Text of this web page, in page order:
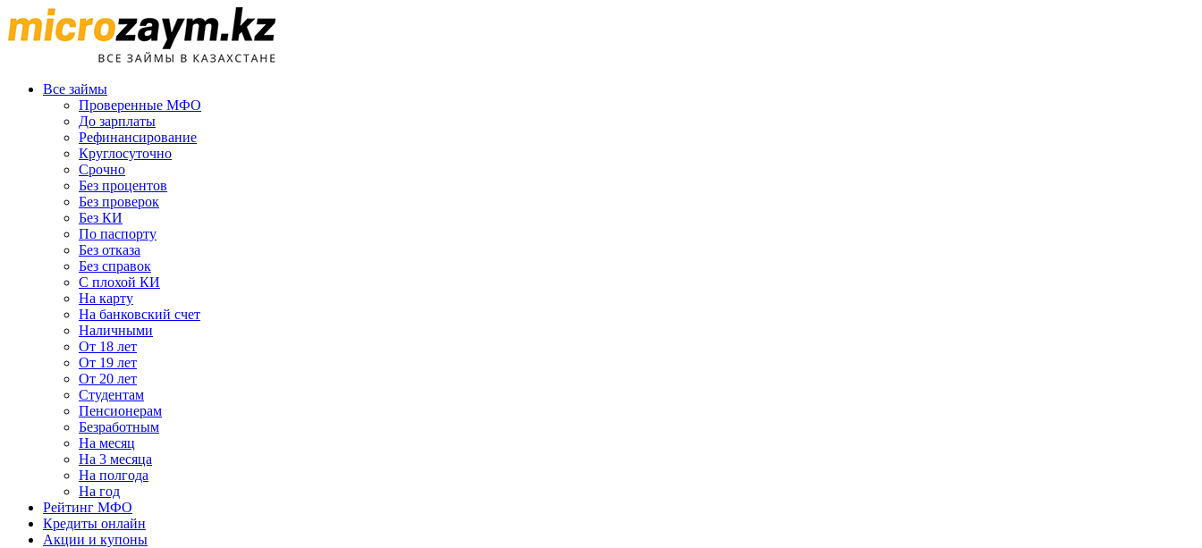
Все займы
Проверенные МФО
До зарплаты
Рефинансирование
Круглосуточно
Срочно
Без процентов
Без проверок
Без КИ
По паспорту
Без отказа
Без справок
С плохой КИ
На карту
На банковский счет
Наличными
От 18 лет
От 19 лет
От 20 лет
Студентам
Пенсионерам
Безработным
На месяц
На 3 месяца
На полгода
На год
Рейтинг МФО
Кредиты онлайн
Акции и купоны